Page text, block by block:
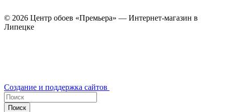
© 2026 Центр обоев «Премьера» — Интернет-магазин в
Липецке
Создание и поддержка сайтов
Поиск